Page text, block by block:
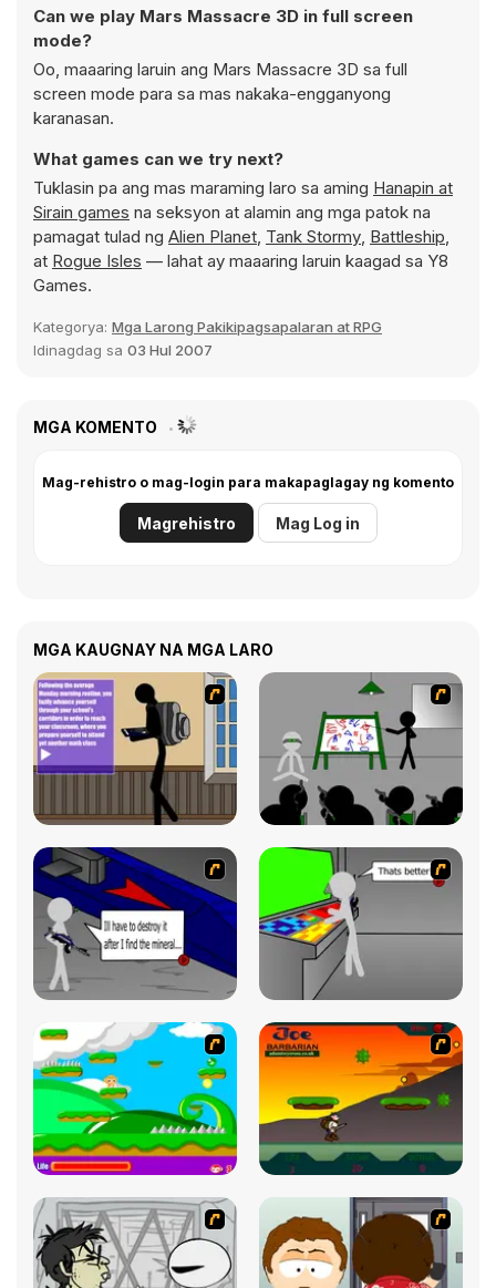
Can we play Mars Massacre 3D in full screen
mode?
Oo, maaaring laruin ang Mars Massacre 3D sa full
screen mode para sa mas nakaka-engganyong
karanasan.
What games can we try next?
Tuklasin pa ang mas maraming laro sa aming Hanapin at
Sirain games na seksyon at alamin ang mga patok na
pamagat tulad ng Alien Planet, Tank Stormy, Battleship,
at Rogue Isles — lahat ay maaaring laruin kaagad sa Y8
Games.
Kategorya: Mga Larong Pakikipagsapalaran at RPG
Idinagdag sa 03 Hul 2007
MGA KOMENTO
Mag-rehistro o mag-login para makapaglagay ng komento
Magrehistro Mag Log in
MGA KAUGNAY NA MGA LARO